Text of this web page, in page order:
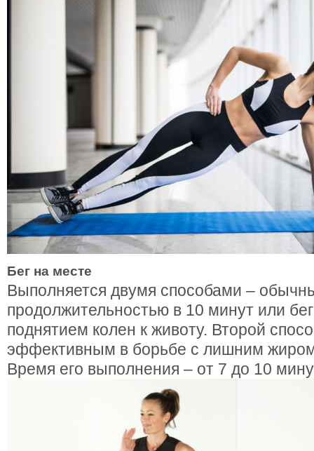
Бег на месте
Выполняется двумя способами –
продолжительностью в 10 минут или
поднятием колен к животу. Второй
эффективным в борьбе с лишним
Время его выполнения – от 7 до 10